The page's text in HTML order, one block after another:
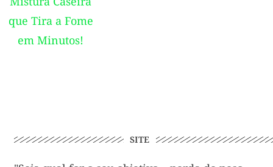
SITE